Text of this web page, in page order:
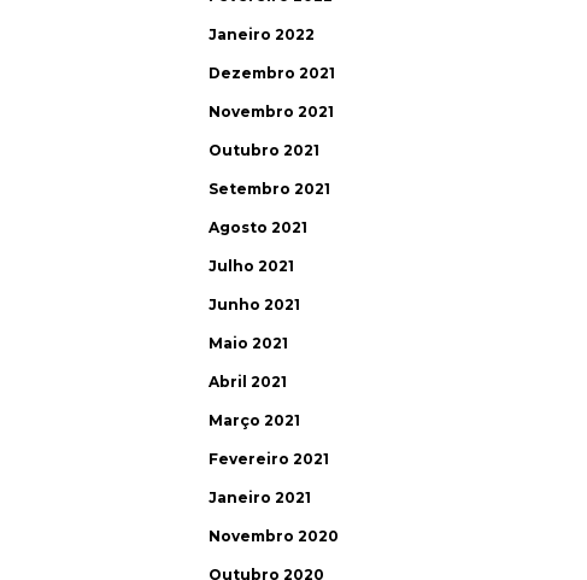
Janeiro 2022
Dezembro 2021
Novembro 2021
Outubro 2021
Setembro 2021
Agosto 2021
Julho 2021
Junho 2021
Maio 2021
Abril 2021
Março 2021
Fevereiro 2021
Janeiro 2021
Novembro 2020
Outubro 2020